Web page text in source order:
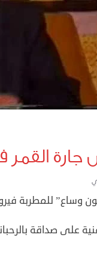
القمر
وساع” للمطربة
على صداقة